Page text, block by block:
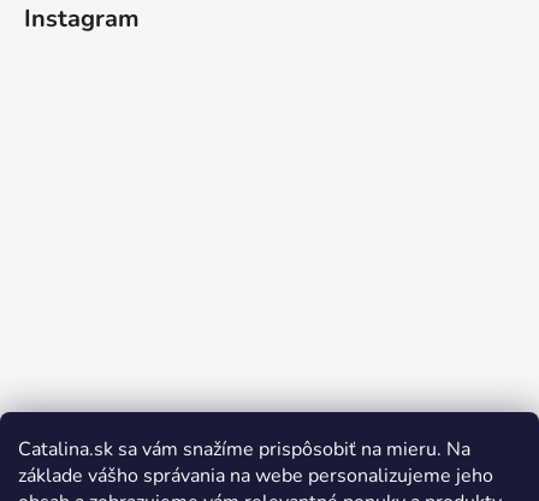
Catalina.sk sa vám snažíme prispôsobiť na mieru. Na
základe vášho správania na webe personalizujeme jeho
Instagram
Sledovať na Instagrame